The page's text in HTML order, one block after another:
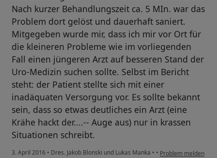
Nach kurzer Behandlungszeit ca. 5 MIn. war das
Problem dort gelöst und dauerhaft saniert.
Mitgegeben wurde mir, dass ich mir vor Ort für
die kleineren Probleme wie im vorliegenden
Fall einen jüngeren Arzt auf besseren Stand der
Uro-Medizin suchen sollte. Selbst im Bericht
steht: der Patient stellte sich mit einer
inadäquaten Versorgung vor. Es sollte bekannt
sein, dass so etwas deutliches ein Arzt (eine
Krähe hackt der....-- Auge aus) nur in krassen
Situationen schreibt.
3. April 2016 • Dres. Jakob Blonski und Lukas Manka • • Problem melden